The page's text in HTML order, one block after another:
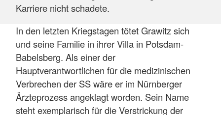
Karriere nicht schadete.
In den letzten Kriegstagen tötet Grawitz sich
und seine Familie in ihrer Villa in Potsdam-
Babelsberg. Als einer der
Hauptverantwortlichen für die medizinischen
Verbrechen der SS wäre er im Nürnberger
Ärzteprozess angeklagt worden. Sein Name
steht exemplarisch für die Verstrickung der